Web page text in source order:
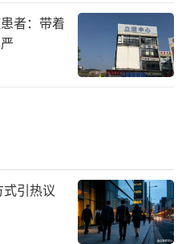
者：带着
引热议